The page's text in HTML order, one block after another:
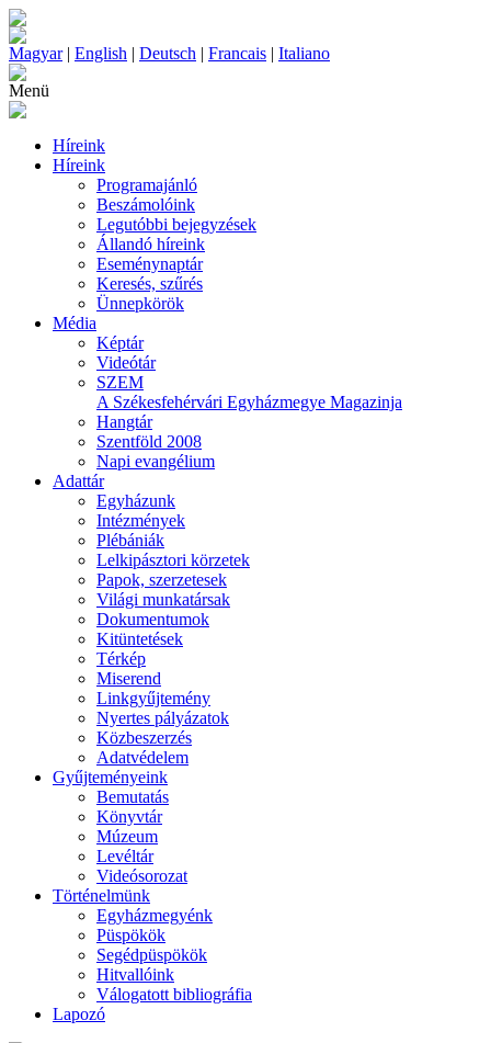
Magyar| English | Deutsch | Francais | Italiano
Menü
Híreink
Híreink
Programajánló
Beszámolóink
Legutóbbi bejegyzések
Állandó híreink
Eseménynaptár
Keresés, szűrés
Ünnepkörök
Média
Képtár
Videótár
SZEM
A Székesfehérvári Egyházmegye Magazinja
Hangtár
Szentföld 2008
Napi evangélium
Adattár
Egyházunk
Intézmények
Plébániák
Lelkipásztori körzetek
Papok, szerzetesek
Világi munkatársak
Dokumentumok
Kitüntetések
Térkép
Miserend
Linkgyűjtemény
Nyertes pályázatok
Közbeszerzés
Adatvédelem
Gyűjteményeink
Bemutatás
Könyvtár
Múzeum
Levéltár
Videósorozat
Történelmünk
Egyházmegyénk
Püspökök
Segédpüspökök
Hitvallóink
Válogatott bibliográfia
Lapozó